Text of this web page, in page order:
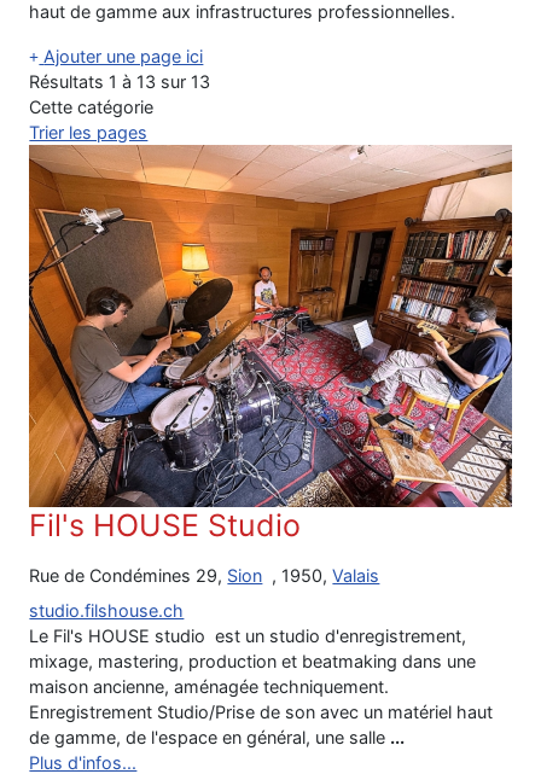
haut de gamme aux infrastructures professionnelles.
Ajouter une page ici
Résultats 1 à 13 sur 13
Cette catégorie
Trier les pages
Fil's HOUSE Studio
Rue de Condémines 29, Sion , 1950,Valais
studio.filshouse.ch
Le Fil's HOUSE studio est un studio d'enregistrement,
mixage, mastering, production et beatmaking dans une
maison ancienne, aménagée techniquement.
Enregistrement Studio/Prise de son avec un matériel haut
de gamme, de l'espace en général, une salle ...
Plus d'infos...